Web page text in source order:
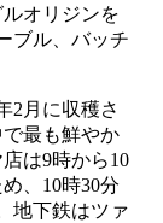
オリジンを
ブル、バッチ
2月に収穫さ
最も鮮やか
は9時から10
、10時30分
地下鉄はツァ